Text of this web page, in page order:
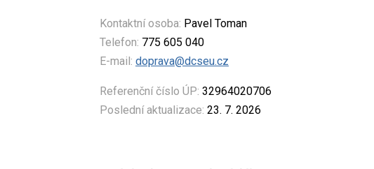
Kontaktní osoba: Pavel Toman
Telefon: 775 605 040
E-mail: doprava@dcseu.cz
Referenční číslo ÚP: 32964020706
Poslední aktualizace: 23. 7. 2026